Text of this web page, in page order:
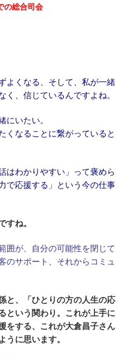
の総合司会
よくなる、そして、私が一緒
く、信じているんですよね。
にいたい。
くなることに繋がっていると
はわかりやすい」って褒めら
で応援する」という今の仕事
すね。
囲が、自分の可能性を閉じて
のサポート、それからコミュ
と、「ひとりの方の人生の応
という関わり。これが上手に
をする、これが大倉昌子さん
うに思います。